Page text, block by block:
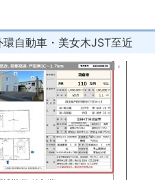
自動車・美女木JST至近